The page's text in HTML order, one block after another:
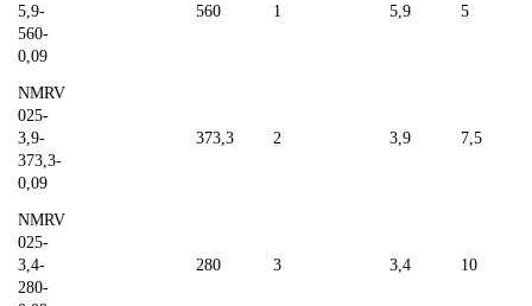
5,9-
560-
0,09
560 1 5,9 5
NMRV
025-
3,9-
373,3-
0,09
373,3 2 3,9 7,5
NMRV
025-
3,4-
280-
280 3 3,4 10